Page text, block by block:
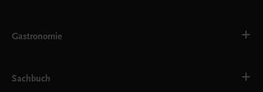
AHS
EWF/ZWF
FW
Gastronomie
Getränke
Sachbuch